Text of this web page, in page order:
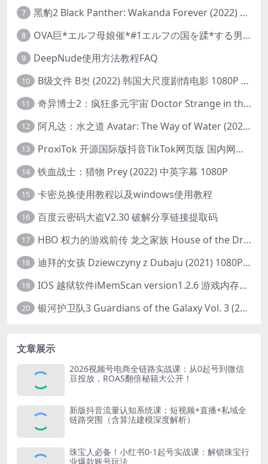
7 黑豹2 Black Panther: Wakanda Forever (2022) 高清版
8 OVA巨*エルフ母娘催*#1エルフの国を蹂*する男。汚された女王と姫
9 DeepNude使用方法教程FAQ
10 B级文件 B컷 (2022) 韩国大尺度剧情电影 1080P 中字
11 奇异博士2：疯狂多元宇宙 Doctor Strange in the Multiverse of Madness (2022) 高清版1080p
12 阿凡达：水之道 Avatar: The Way of Water (2022) 1080p 2k 4k 中文字幕
13 ProxiTok 开源国际版抖音TikTok网页版 国内网络直连
14 铁血战士：猎物 Prey (2022) 中英字幕 1080P
15 卡密兑换使用教程以及windows使用教程
16 百度云密码大盗V2.30 破解分享链接提取码
17 HBO 权力的游戏前传 龙之家族 House of the Dragon (2022) 中字 1080P 更新4集
18 迪拜的女孩 Dziewczyny z Dubaju (2021) 1080P 中字
19 IOS 越狱软件iMemScan version1.2.6 游戏内存修改器
20 银河护卫队3 Guardians of the Galaxy Vol. 3 (2023)4K高清资源1080p只分享精品
文章展示
2026视频号电商全链路实战课：从0起号到微信
豆投放，ROAS翻倍秘籍大公开！
新版抖音流量认知系统课：短视频+直播+私域全
链路突围（含算法建模深度解析）
珠宝人必备！小红书0-1起号实战课：解锁珠宝行
业爆款账号玩法